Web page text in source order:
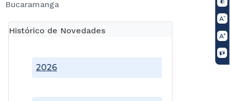
Bucaramanga
Histórico de Novedades
2026